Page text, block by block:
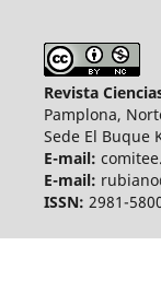
Revista
Pamplona,
Sede El Buque
E-mail:
E-mail:
ISSN: 2981-